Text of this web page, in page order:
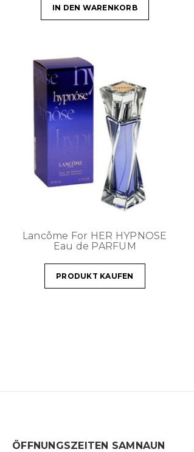
IN DEN WARENKORB
Lancôme For HER HYPNOSE
Eau de PARFUM
PRODUKT KAUFEN
ÖFFNUNGSZEITEN SAMNAUN